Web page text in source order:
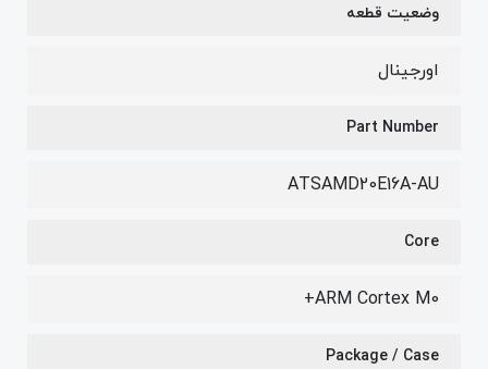
وضعیت قطعه
اورجینال
Part Number
ATSAMD20E16A-AU
Core
ARM Cortex M0+
Package / Case